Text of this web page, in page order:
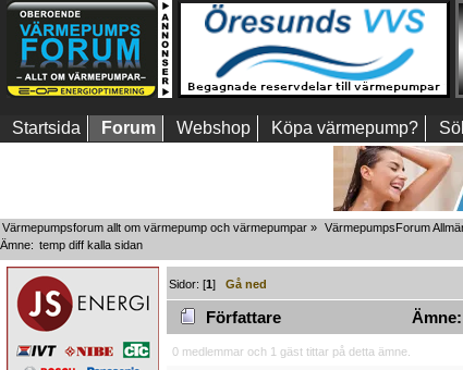
Startsida Forum Webshop Köpa värmepump?
Värmepumpsforum allt om värmepump och värmepumpar » VärmepumpsForum
Ämne: temp diff kalla sidan
Sidor: [1]Gå ned
Författare
0 medlemmar och 1 gäst tittar på detta ämne.